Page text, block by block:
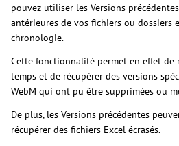
pouvez utiliser les Versions
antérieures de vos fichiers ou dossiers
chronologie.
Cette fonctionnalité permet en effet de
temps et de récupérer des versions
WebM qui ont pu être supprimées ou
De plus, les Versions précédentes
récupérer des fichiers Excel écrasés.